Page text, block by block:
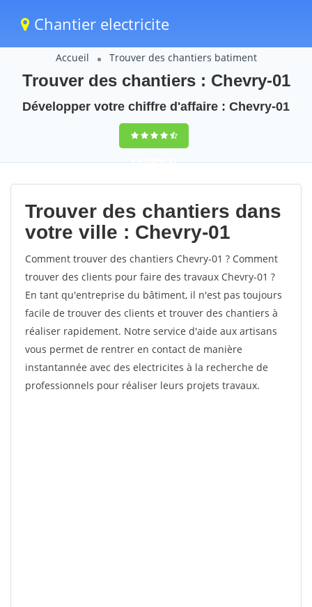
Chantier electricite
Accueil Trouver des chantiers batiment
Trouver des chantiers : Chevry-01
Développer votre chiffre d'affaire : Chevry-01
9,5(100%)63
votes
Trouver des chantiers dans
votre ville : Chevry-01
Comment trouver des chantiers Chevry-01 ? Comment
trouver des clients pour faire des travaux Chevry-01 ?
En tant qu'entreprise du bâtiment, il n'est pas toujours
facile de trouver des clients et trouver des chantiers à
réaliser rapidement. Notre service d'aide aux artisans
vous permet de rentrer en contact de manière
instantannée avec des electricites à la recherche de
professionnels pour réaliser leurs projets travaux.